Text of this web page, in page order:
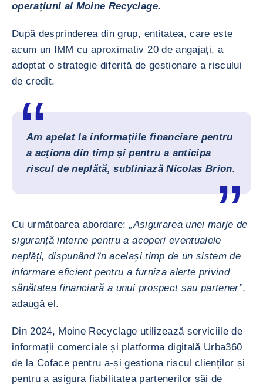
operațiuni al Moine Recyclage.
După desprinderea din grup, entitatea, care este
acum un IMM cu aproximativ 20 de angajați, a
adoptat o strategie diferită de gestionare a riscului
de credit.
Am apelat la informațiile financiare pentru
a acționa din timp și pentru a anticipa
riscul de neplătă, subliniază Nicolas Brion.
Cu următoarea abordare:„Asigurarea unei marje de
siguranță interne pentru a acoperi eventualele
neplăți, dispunând în același timp de un sistem de
informare eficient pentru a furniza alerte privind
sănătatea financiară a unui prospect sau partener”,
adaugă el.
Din 2024, Moine Recyclage utilizează serviciile de
informații comerciale și platforma digitală Urba360
de la Coface pentru a-și gestiona riscul clienților și
pentru a asigura fiabilitatea partenerilor săi de